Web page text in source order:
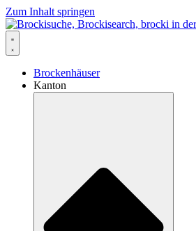
Zum Inhalt springen
Brockenhäuser
Kanton